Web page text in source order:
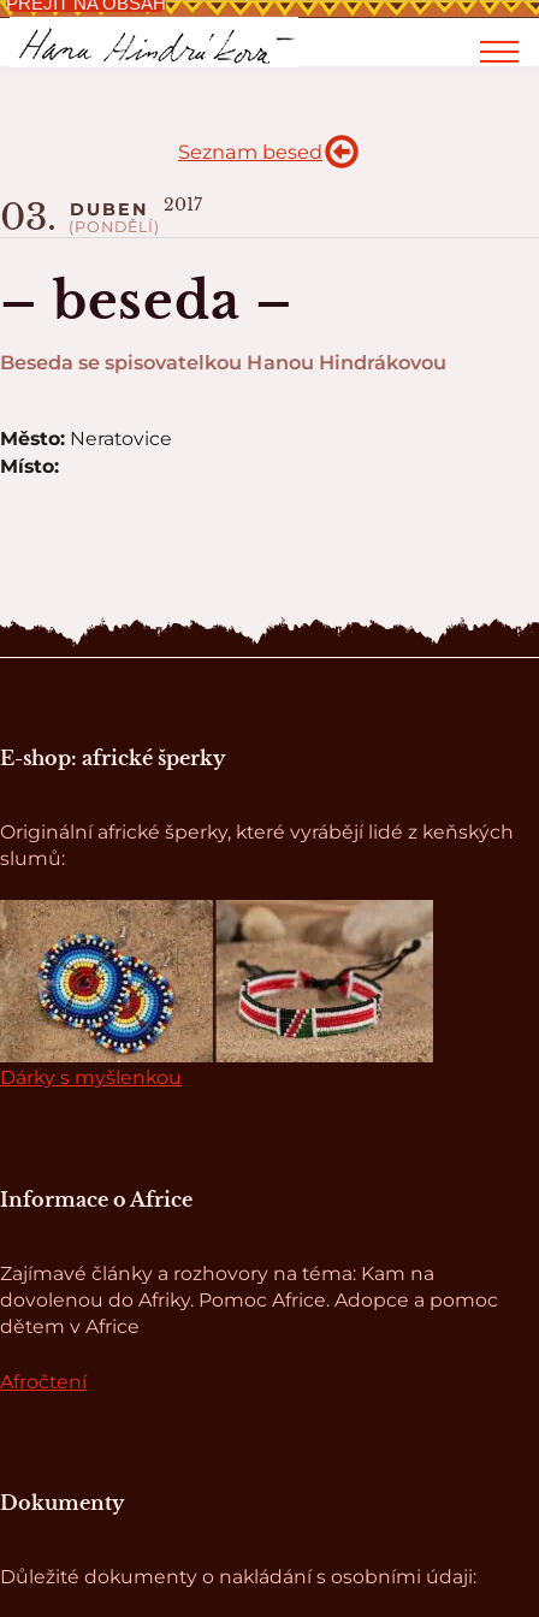
Seznam besed
Beseda se spisovatelkou Hanou Hindrákovou
– beseda –
03. DUBEN
(PONDĚLÍ)
2017
Město: Neratovice
Místo:
E-shop: africké šperky
Originální africké šperky, které vyrábějí lidé z keňských
slumů:
Dárky s myšlenkou
Informace o Africe
Zajímavé články a rozhovory na téma: Kam na
dovolenou do Afriky. Pomoc Africe. Adopce a pomoc
dětem v Africe
Afročtení
Dokumenty
Důležité dokumenty o nakládání s osobními údaji: